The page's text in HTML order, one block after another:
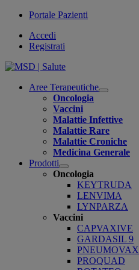
Portale Pazienti
Accedi
Registrati
Aree Terapeutiche
Open
Oncologia
Vaccini
Malattie Infettive
Malattie Rare
Malattie Croniche
Medicina Generale
Prodotti
Open
submenu
Oncologia
KEYTRUDA
LENVIMA
LYNPARZA
Vaccini
CAPVAXIVE
GARDASIL 9
PNEUMOVAX
PROQUAD